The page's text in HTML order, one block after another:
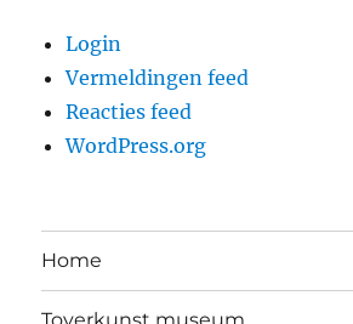
Login
Vermeldingen feed
Reacties feed
WordPress.org
Home